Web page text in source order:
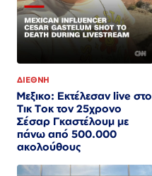
ΔΙΕΘΝΗ
Μεξικο: Εκτέλεσαν live στο
Τικ Τοκ τον 25χρονο
Σέσαρ Γκαστέλουμ με
πάνω από 500.000
ακολούθους